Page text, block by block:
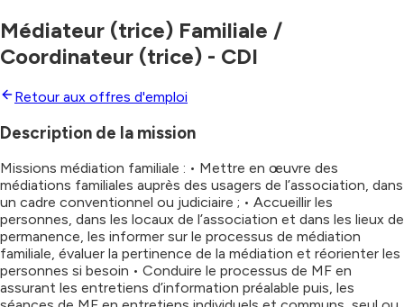
Médiateur (trice) Familiale /
Coordinateur (trice) - CDI
Retour aux offres d'emploi
Description de la mission
Missions médiation familiale : • Mettre en œuvre des
médiations familiales auprès des usagers de l’association, dans
un cadre conventionnel ou judiciaire ; • Accueillir les
personnes, dans les locaux de l’association et dans les lieux de
permanence, les informer sur le processus de médiation
familiale, évaluer la pertinence de la médiation et réorienter les
personnes si besoin • Conduire le processus de MF en
assurant les entretiens d’information préalable puis, les